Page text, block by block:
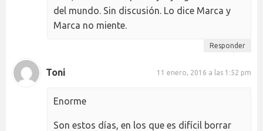
del mundo. Sin discusión. Lo dice Marca y
Marca no miente.
Responder
Toni 11 enero, 2016 a las 1:52 pm
Enorme
Son estos días, en los que es difícil borrar